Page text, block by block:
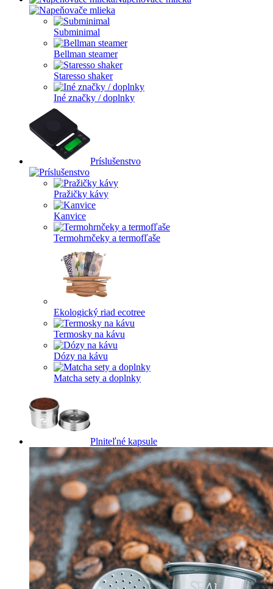
Subminimal
Bellman steamer
Staresso shaker
Iné značky / doplnky
Príslušenstvo
Pražičky kávy
Kanvice
Termohrnčeky a termofľaše
Ekologický riad ecotree
Termosky na kávu
Dózy na kávu
Matcha sety a doplnky
Plniteľné kapsule